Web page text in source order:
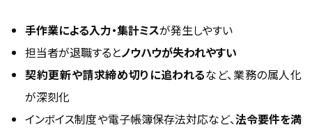
手作業による入力・集計ミスが発生しやすい
担当者が退職するとノウハウが失われやすい
契約更新や請求締め切りに追われるなど、業務の属人化
が深刻化
インボイス制度や電子帳簿保存法対応など、法令要件を満